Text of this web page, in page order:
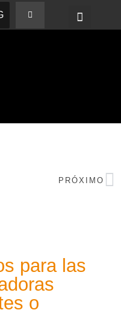
PRÓXIMO
para las
o